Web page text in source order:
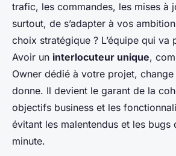
trafic, les commandes, les mises à
surtout, de s’adapter à vos
choix stratégique ? L’équipe qui va
Avoir un interlocuteur unique,
Owner dédié à votre projet,
donne. Il devient le garant de la
objectifs business et les
évitant les malentendus et les bugs
minute.